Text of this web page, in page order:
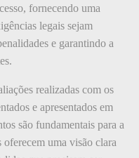
fornecendo uma
legais sejam
e garantindo a
realizadas com os
e apresentados em
são fundamentais para a
oferecem uma visão clara